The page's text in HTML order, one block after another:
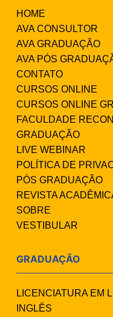
HOME
AVA CONSULTOR
AVA GRADUAÇÃO
AVA PÓS
CONTATO
CURSOS ONLINE
CURSOS ONLINE
FACULDADE
GRADUAÇÃO
LIVE WEBINAR
POLÍTICA DE
PÓS GRADUAÇÃO
REVISTA
SOBRE
VESTIBULAR
GRADUAÇÃO
LICENCIATURA EM
INGLÊS